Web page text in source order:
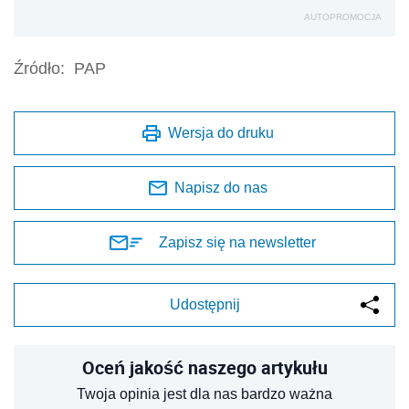
AUTOPROMOCJA
Źródło: PAP
Wersja do druku
Napisz do nas
Zapisz się na newsletter
Udostępnij
Oceń jakość naszego artykułu
Twoja opinia jest dla nas bardzo ważna